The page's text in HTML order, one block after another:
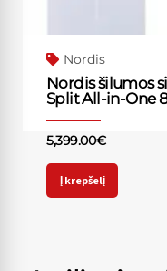
Nordis
Nordis šilumos
Split All-in-One
5,399.00€
Į krepšelį